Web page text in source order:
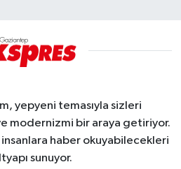
yepyeni temasıyla sizleri
modernizmi bir araya getiriyor.
insanlara haber okuyabilecekleri
sunuyor.